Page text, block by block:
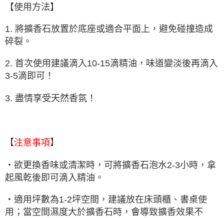
【使用方法】
1. 將擴香石放置於底座或適合平面上，避免碰撞造成
碎裂。
2. 首次使用建議滴入10-15滴精油，味道變淡後再滴入
3-5滴即可！
3. 盡情享受天然香氛！
【注意事項】
・欲更換香味或清潔時，可將擴香石泡水2-3小時，拿
起風乾後即可滴入精油。
・適用坪數為1-2坪空間，建議放在床頭櫃、書桌使
用；當空間濕度大於擴香石時，會導致擴香效果不